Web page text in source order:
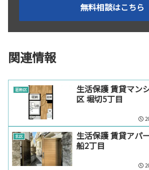
無料相談はこちら
関連情報
葛飾区
生活保護 賃貸マン
区 堀切5丁目
北区
生活保護 賃貸アパ
船2丁目